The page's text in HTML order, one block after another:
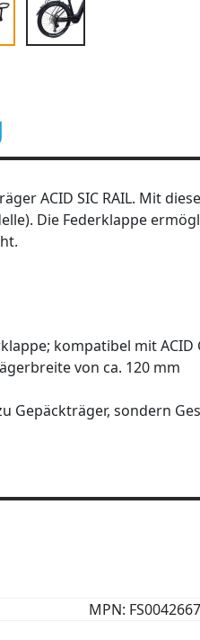
ACID SIC RAIL. Mit
Die Federklappe
kompatibel mit
von ca. 120 mm
Gepäckträger, sondern
MPN: FS0042667